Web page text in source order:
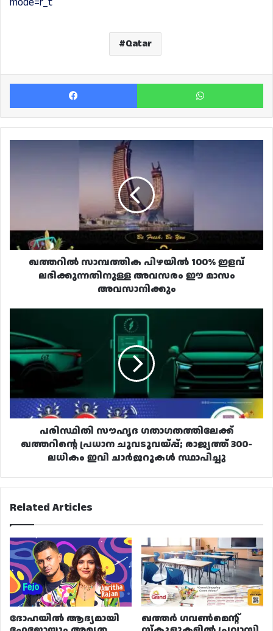
Qatar
Facebook
മാസം
അവസാനിക്കും
ഖത്തറിൽ സാമ്പത്തിക പിഴയിൽ 100% ഇളവ്
ലഭിക്കുന്നതിനുള്ള അവസരം ഈ മാസം
അവസാനിക്കും
ഗതാഗതത്തിലേക്ക്
ഖത്തറിന്റെ
പ്രധാന
ചുവടുവയ്പ്പ്;
300-
ലധികം
ചാർജറുകൾ
പരിസ്ഥിതി സൗഹൃദ ഗതാഗതത്തിലേക്ക്
ഖത്തറിന്റെ പ്രധാന ചുവടുവയ്പ്പ്; രാജ്യത്ത് 300-
ലധികം ഇവി ചാർജറുകൾ സ്ഥാപിച്ചു
Related Articles
ദോഹയിൽ ആദ്യമായി
ഖത്തർ ഗവൺമെന്റ്